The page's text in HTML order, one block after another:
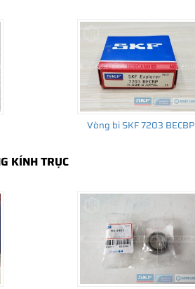
về vòng bi SKF giả
Vòng bi SKF 7203 BECBP
KÍNH TRỤC